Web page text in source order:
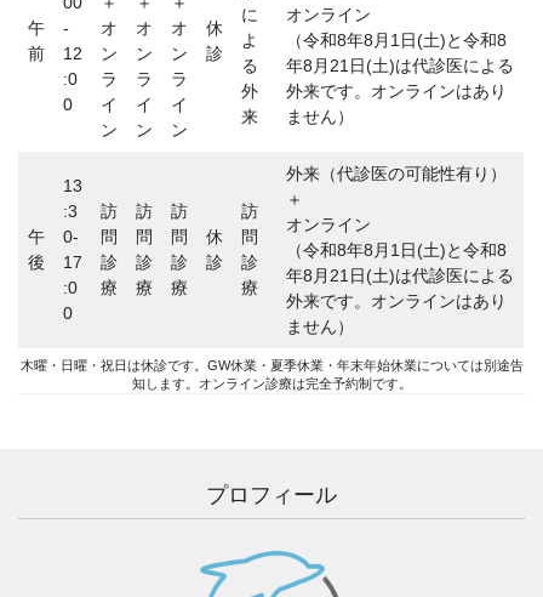
午
前
-
12
:0
0
オ
ン
ラ
イ
ン
オ
ン
ラ
イ
ン
オ
ン
ラ
イ
ン
休
診
に
よ
る
外
来
オンライン
（令和8年8月1日(土)と令和8
年8月21日(土)は代診医による
外来です。オンラインはあり
ません）
午
後
13
:3
0-
17
:0
0
訪
問
診
療
訪
問
診
療
訪
問
診
療
休
診
訪
問
診
療
外来（代診医の可能性有り）
＋
オンライン
（令和8年8月1日(土)と令和8
年8月21日(土)は代診医による
外来です。オンラインはあり
ません）
木曜・日曜・祝日は休診です。GW休業・夏季休業・年末年始休業については別途告
知します。オンライン診療は完全予約制です。
プロフィール